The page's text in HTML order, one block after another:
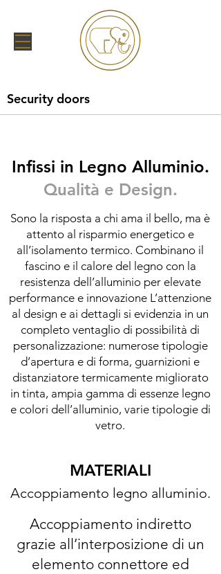
Security doors
Infissi in Legno Alluminio.
Qualità e Design.
Sono la risposta a chi ama il bello, ma è
attento al risparmio energetico e
all’isolamento termico. Combinano il
fascino e il calore del legno con la
resistenza dell’alluminio per elevate
performance e innovazione L’attenzione
al design e ai dettagli si evidenzia in un
completo ventaglio di possibilità di
personalizzazione: numerose tipologie
d’apertura e di forma, guarnizioni e
distanziatore termicamente migliorato
in tinta, ampia gamma di essenze legno
e colori dell’alluminio, varie tipologie di
vetro.
MATERIALI
Accoppiamento legno alluminio.
Accoppiamento indiretto
grazie all’interposizione di un
elemento connettore ed